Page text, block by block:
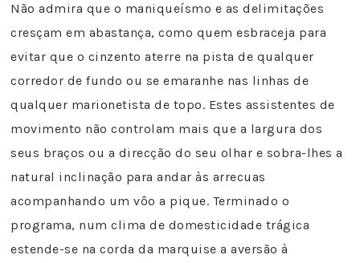
Não admira que o maniqueísmo e as delimitações
cresçam em abastança, como quem esbraceja para
evitar que o cinzento aterre na pista de qualquer
corredor de fundo ou se emaranhe nas linhas de
qualquer marionetista de topo. Estes assistentes de
movimento não controlam mais que a largura dos
seus braços ou a direcção do seu olhar e sobra-lhes a
natural inclinação para andar às arrecuas
acompanhando um vôo a pique. Terminado o
programa, num clima de domesticidade trágica
estende-se na corda da marquise a aversão à